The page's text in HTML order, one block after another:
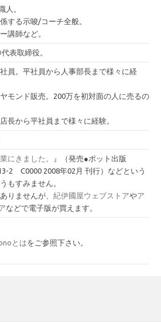
人。
する示唆/コーチ全般。
講師など。
代表取締役。
員。平社員から人事部長まで様々に経
モンド販売。200万を初対面の人に売るの
長から平社員まで様々に経験。
にきました。
』（発売●ポット出版
2 C0000 2008年02月 刊行）などという
もすみません。
りませんが、 紀伊國屋ウェブストアやア
などで電子版が買えます。
とはをご参照下さい。